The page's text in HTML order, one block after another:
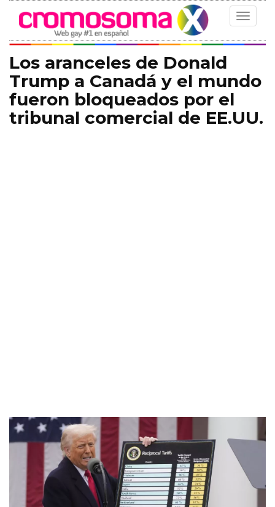
Toggle
Los aranceles de Donald
Trump a Canadá y el mundo
fueron bloqueados por el
tribunal comercial de EE.UU.